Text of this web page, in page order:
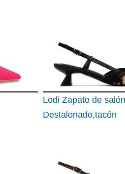
Lodi Zapato de salón
Destalonado,tacón